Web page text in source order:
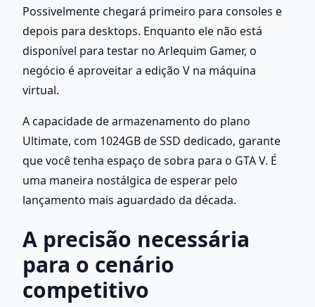
Possivelmente chegará primeiro para consoles e
depois para desktops. Enquanto ele não está
disponível para testar no Arlequim Gamer, o
negócio é aproveitar a edição V na máquina
virtual.
A capacidade de armazenamento do plano
Ultimate, com 1024GB de SSD dedicado, garante
que você tenha espaço de sobra para o GTA V. É
uma maneira nostálgica de esperar pelo
lançamento mais aguardado da década.
A precisão necessária
para o cenário
competitivo